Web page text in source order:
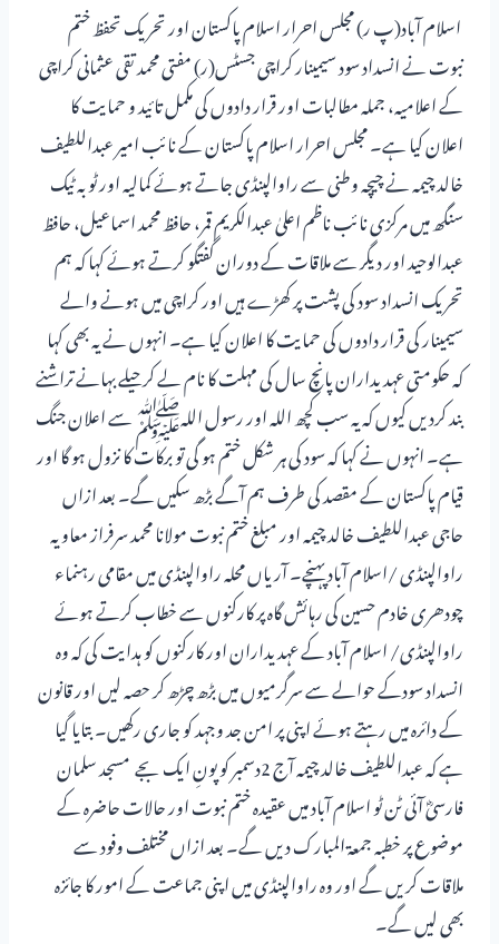
اسلام آباد(پ ر) مجلس احرار اسلام پاکستان اور تحریک تحفظ ختم
نبوت نے انسداد سود سیمینار کراچی جسٹس(ر) مفتی محمد تقی عثمانی کراچی
کے اعلامیہ، جملہ مطالبات اور قرار دادوں کی مکمل تائید و حمایت کا
اعلان کیا ہے۔ مجلس احرار اسلام پاکستان کے نائب امیر عبداللطیف
خالد چیمہ نے چیچہ وطنی سے راوالپنڈی جاتے ہوئے کمالیہ اور ٹوبہ ٹیک
سنگھ میں مرکزی نائب ناظم اعلیٰ عبدالکریم قمر، حافظ محمد اسماعیل، حافظ
عبدالوحید اور دیگر سے ملاقات کے دوران گفتگو کرتے ہوئے کہا کہ ہم
تحریک انسداد سود کی پشت پر کھڑے ہیں اور کراچی میں ہونے والے
سیمینار کی قرار دادوں کی حمایت کا اعلان کیا ہے۔ انہوں نے یہ بھی کہا
کہ حکومتی عہدیداران پانچ سال کی مہلت کا نام لے کر حیلے بہانے تراشنے
بند کردیں کیوں کہ یہ سب کچھ اللہ اور رسول اللہﷺ سے اعلان جنگ
ہے۔ انہوں نے کہا کہ سود کی ہر شکل ختم ہو گی تو برکات کا نزول ہو گا اور
قیام پاکستان کے مقصد کی طرف ہم آگے بڑھ سکیں گے۔ بعد ازاں
حاجی عبداللطیف خالد چیمہ اور مبلغ ختم نبوت مولانا محمد سرفراز معاویہ
راوالپنڈی /اسلام آباد پہنچے۔ آریاں محلہ راوالپنڈی میں مقامی رہنماء
چودھری خادم حسین کی رہائش گاہ پر کارکنوں سے خطاب کرتے ہوئے
راوالپنڈی/ اسلام آباد کے عہدیداران اور کارکنوں کو ہدایت کی کہ وہ
انسداد سودکے حوالے سے سرگرمیوں میں بڑھ چڑھ کر حصہ لیں اور قانون
کے دائرہ میں رہتے ہوئے اپنی پر امن جد وجہد کو جاری رکھیں۔ بتایا گیا
ہے کہ عبداللطیف خالد چیمہ آج 2دسمبر کو پونِ ایک بجے مسجد سلمان
فارسیؓ آئی ٹن ٹو اسلام آباد میں عقیدہ ختم نبوت اور حالات حاضرہ کے
موضوع پر خطبہ جمعۃ المبارک دیں گے۔ بعد ازاں مختلف وفود سے
ملاقات کریں گے اور وہ راوالپنڈی میں اپنی جماعت کے امور کا جائزہ
بھی لیں گے۔